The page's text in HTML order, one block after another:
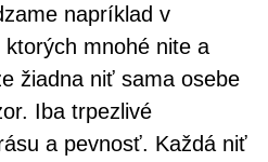
napríklad v
mnohé nite a
žiadna niť sama osebe
Iba trpezlivé
a pevnosť. Každá niť